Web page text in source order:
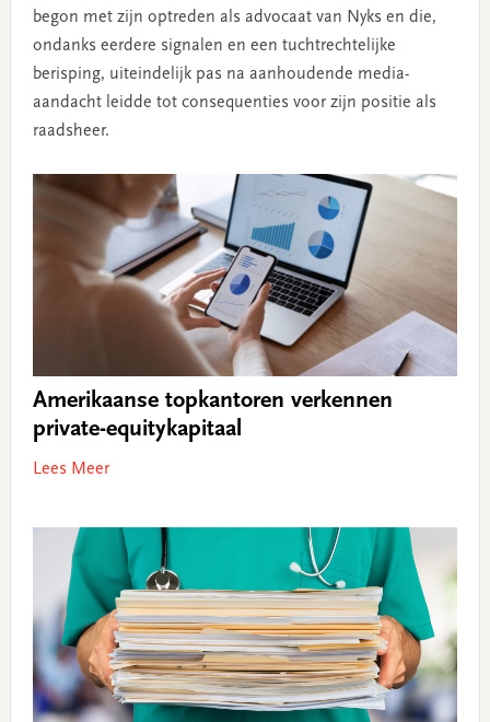
begon met zijn optreden als advocaat van Nyks en die,
ondanks eerdere signalen en een tuchtrechtelijke
berisping, uiteindelijk pas na aanhoudende media-
aandacht leidde tot consequenties voor zijn positie als
raadsheer.
Amerikaanse topkantoren verkennen
private-equitykapitaal
Lees Meer